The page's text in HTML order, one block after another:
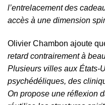
l’entrelacement des
accès à une dimension
Olivier Chambon ajoute
retard contrairement à
Plusieurs villes aux États-
psychédéliques, des
On propose une réflexion